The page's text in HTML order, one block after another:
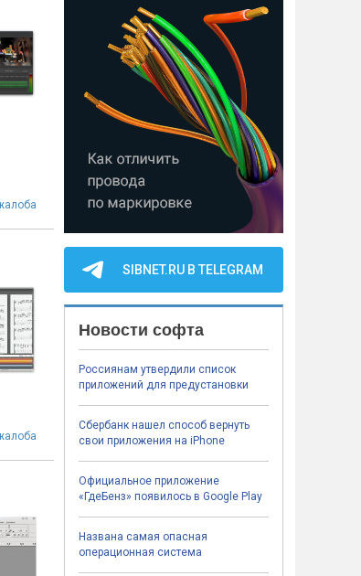
SIBNET.RU В TELEGRAM
Новости софта
Россиянам утвердили список
приложений для предустановки
Сбербанк нашел способ вернуть
свои приложения на iPhone
Официальное приложение
«ГдеБенз» появилось в Google Play
Названа самая опасная
операционная система